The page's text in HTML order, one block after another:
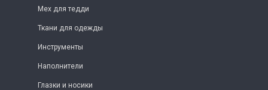
Мех для тедди
Ткани для одежды
Инструменты
Наполнители
Глазки и носики